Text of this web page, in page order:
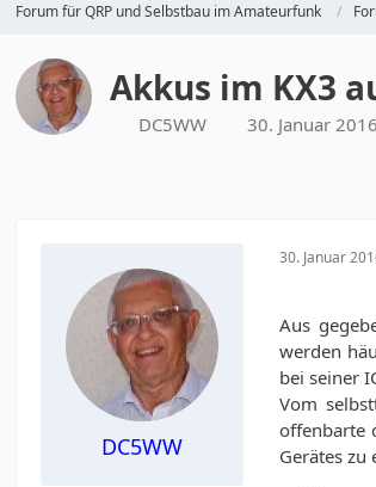
Forum für QRP und Selbstbau im Amateurfunk
Akkus im KX3
DC5WW 30. Januar
DC5WW
30. Januar
Aus
werden
bei seiner
Vom
offenbarte
Gerätes zu